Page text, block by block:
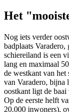
Het
Nog iets verder
badplaats
schiereiland is een
lang en maximaal
de westkant van het
van Varadero, bijna
oostkant ligt de baai
Op de eerste helft
20.000 inwoners),